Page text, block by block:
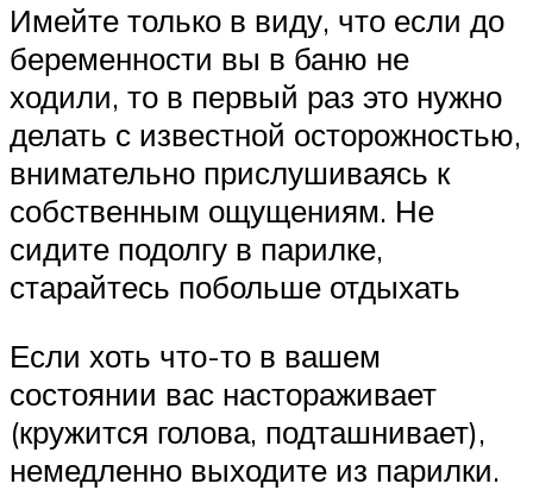
Имейте только в виду, что если до
беременности вы в баню не
ходили, то в первый раз это нужно
делать с известной осторожностью,
внимательно прислушиваясь к
собственным ощущениям. Не
сидите подолгу в парилке,
старайтесь побольше отдыхать
Если хоть что-то в вашем
состоянии вас настораживает
(кружится голова, подташнивает),
немедленно выходите из парилки.